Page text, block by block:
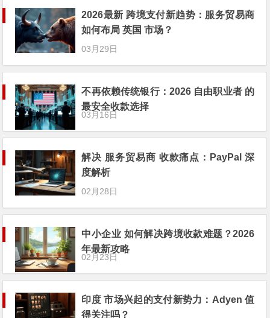
2026最新 跨境支付新趋势：服务贸易商
如何布局 英国 市场？
03月29日
不再依赖传统银行：2026 自由职业者 的
最安全收款选择
03月16日
解决 服务贸易商 收款痛点：PayPal 深
度解析
02月28日
中小企业 如何解决跨境收款难题？2026
年最新攻略
02月23日
印度 市场兴起的支付新势力：Adyen 值
得关注吗？